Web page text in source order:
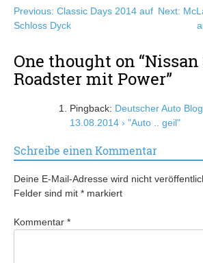
Beitragsnavigation
Previous: Classic Days 2014 auf
Schloss Dyck
Next:
One thought on “Nissan
Roadster mit Power”
Pingback: Deutscher Auto
13.08.2014 › "Auto .. geil"
Schreibe einen Kommentar
Deine E-Mail-Adresse wird nicht
Felder sind mit * markiert
Kommentar *